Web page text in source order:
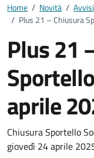
Home / Novità / Avvisi
/ Plus 21 – Chiusura
Plus 21
aprile
Dettagli
Chiusura Sportello
giovedì 24 aprile